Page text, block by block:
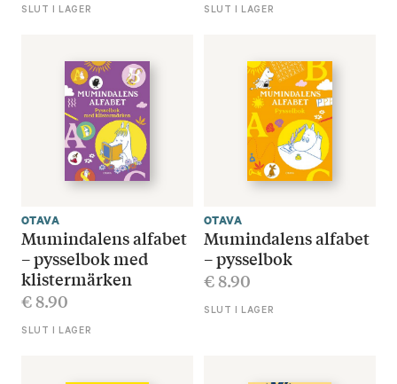
SLUT I LAGER SLUT I LAGER
OTAVA
Mumindalens alfabet
– pysselbok med
klistermärken
€8.90
SLUT I LAGER
OTAVA
Mumindalens alfabet
– pysselbok
€8.90
SLUT I LAGER